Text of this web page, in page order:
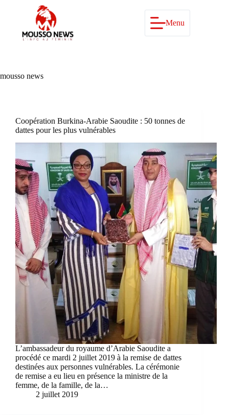
Menu
mousso news
Coopération Burkina-Arabie Saoudite : 50 tonnes de
dattes pour les plus vulnérables
L’ambassadeur du royaume d’Arabie Saoudite a
procédé ce mardi 2 juillet 2019 à la remise de dattes
destinées aux personnes vulnérables. La cérémonie
de remise a eu lieu en présence la ministre de la
femme, de la famille, de la…
2 juillet 2019